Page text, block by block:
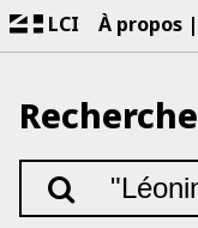
LCI À propos
Recherche